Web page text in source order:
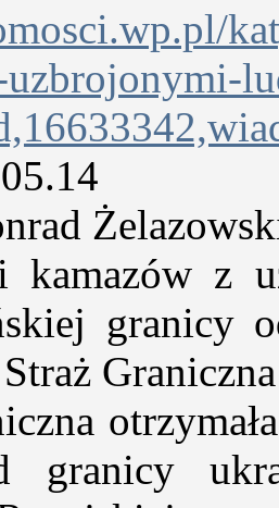
uzbrojonymi-
kamazów z
granicy